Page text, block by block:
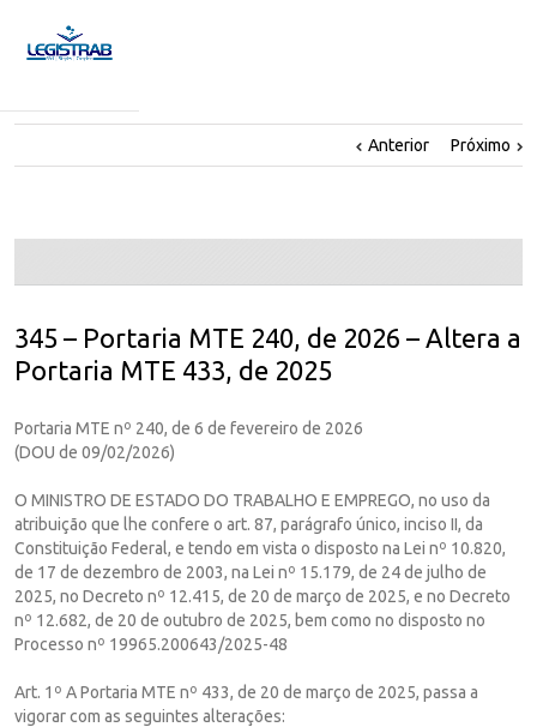
Anterior Próximo
345 – Portaria MTE 240, de 2026 – Altera a
Portaria MTE 433, de 2025
Portaria MTE nº 240, de 6 de fevereiro de 2026
(DOU de 09/02/2026)
O MINISTRO DE ESTADO DO TRABALHO E EMPREGO, no uso da
atribuição que lhe confere o art. 87, parágrafo único, inciso II, da
Constituição Federal, e tendo em vista o disposto na Lei nº 10.820,
de 17 de dezembro de 2003, na Lei nº 15.179, de 24 de julho de
2025, no Decreto nº 12.415, de 20 de março de 2025, e no Decreto
nº 12.682, de 20 de outubro de 2025, bem como no disposto no
Processo nº 19965.200643/2025-48
Art. 1º A Portaria MTE nº 433, de 20 de março de 2025, passa a
vigorar com as seguintes alterações: